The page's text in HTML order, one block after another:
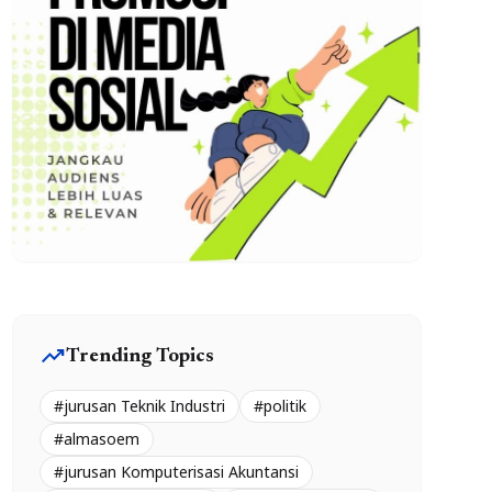
trending_upTrending Topics
#jurusan Teknik Industri
#politik
#almasoem
#jurusan Komputerisasi Akuntansi